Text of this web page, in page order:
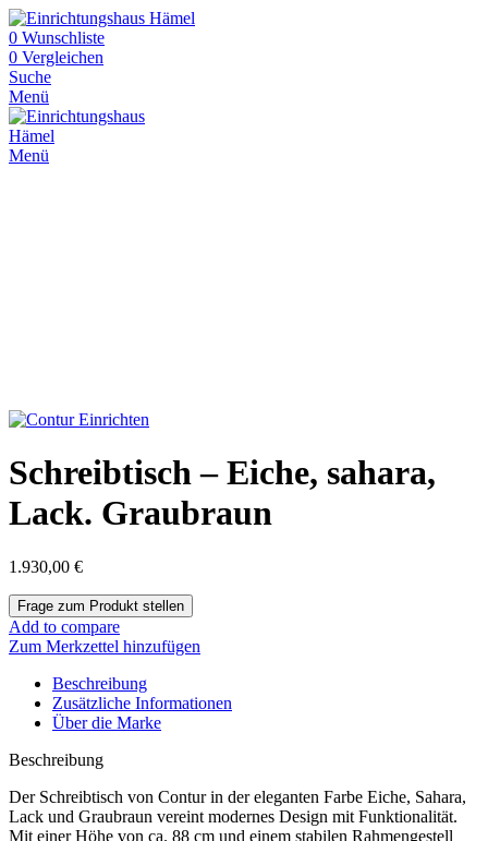
0 Wunschliste
0 Vergleichen
Suche
Menü
Menü
Schreibtisch – Eiche, sahara,
Lack. Graubraun
1.930,00 €
Add to compare
Zum Merkzettel hinzufügen
Beschreibung
Zusätzliche Informationen
Über die Marke
Beschreibung
Der Schreibtisch von Contur in der eleganten Farbe Eiche, Sahara,
Lack und Graubraun vereint modernes Design mit Funktionalität.
Mit einer Höhe von ca. 88 cm und einem stabilen Rahmengestell